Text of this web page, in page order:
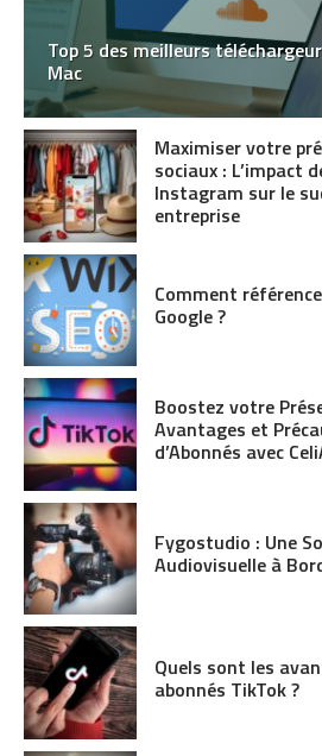
Top 5 des meilleurs
Mac
Maximiser votre
sociaux : L’impact
Instagram sur le
entreprise
Comment
Google ?
Boostez votre
Avantages et
d’Abonnés avec
Fygostudio : Une
Audiovisuelle à
Quels sont les
abonnés TikTok ?